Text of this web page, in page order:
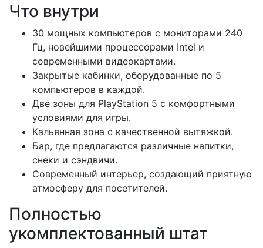
Что внутри
30 мощных компьютеров с мониторами 240
Гц, новейшими процессорами Intel и
современными видеокартами.
Закрытые кабинки, оборудованные по 5
компьютеров в каждой.
Две зоны для PlayStation 5 с комфортными
условиями для игры.
Кальянная зона с качественной вытяжкой.
Бар, где предлагаются различные напитки,
снеки и сэндвичи.
Современный интерьер, создающий приятную
атмосферу для посетителей.
Полностью
укомплектованный штат